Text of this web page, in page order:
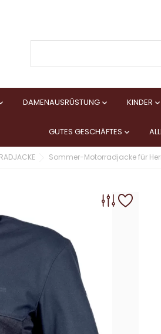
DAMENAUSRÜSTUNG KINDER 
GUTES GESCHÄFTES 
Sommer-Motorradjacke für